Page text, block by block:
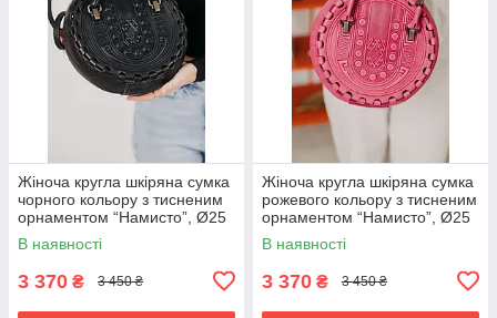
Жіноча кругла шкіряна сумка
чорного кольору з тисненим
орнаментом “Намисто”, Ø25
см
В наявності
3 370 ₴ 3 450 ₴
Жіноча кругла шкіряна сумка
рожевого кольору з тисненим
орнаментом “Намисто”, Ø25
см
В наявності
3 370 ₴ 3 450 ₴